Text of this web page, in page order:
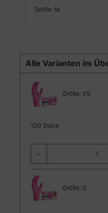
Größe: M
Alle Varianten im
Größe: XS
100 Stück
-
Größe: S